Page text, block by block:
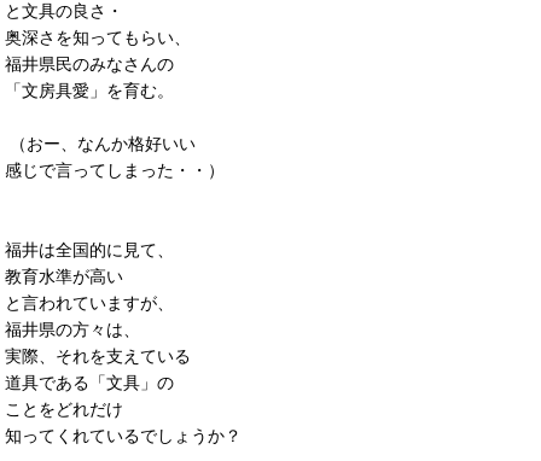
と文具の良さ・
奥深さを知ってもらい、
福井県民のみなさんの
「文房具愛」を育む。
（おー、なんか格好いい
感じで言ってしまった・・）
福井は全国的に見て、
教育水準が高い
と言われていますが、
福井県の方々は、
実際、それを支えている
道具である「文具」の
ことをどれだけ
知ってくれているでしょうか？